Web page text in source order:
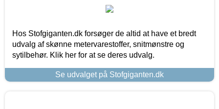
Hos Stofgiganten.dk forsøger de altid at have et bredt
udvalg af skønne metervarestoffer, snitmønstre og
sytilbehør. Klik her for at se deres udvalg.
Se udvalget på Stofgiganten.dk